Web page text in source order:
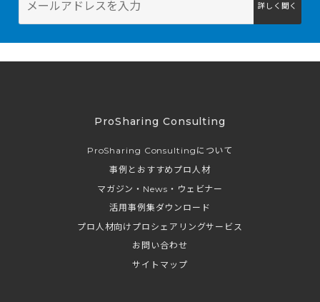
詳しく聞く
ProSharing Consulting
ProSharing Consultingについて
事例とおすすめプロ人材
マガジン・News・ウェビナー
活用事例集ダウンロード
プロ人材向けプロシェアリングサービス
お問い合わせ
サイトマップ